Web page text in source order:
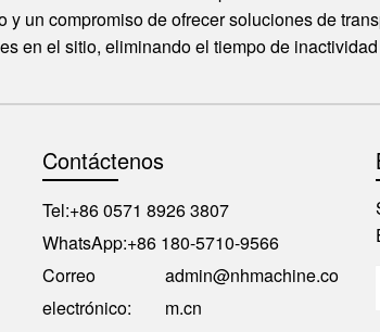
un compromiso de ofrecer soluciones de
en el sitio, eliminando el tiempo de
Contáctenos
Tel:+86 0571 8926 3807
WhatsApp:+86 180-5710-9566
Correo
electrónico:
admin@nhmachine.co
m.cn